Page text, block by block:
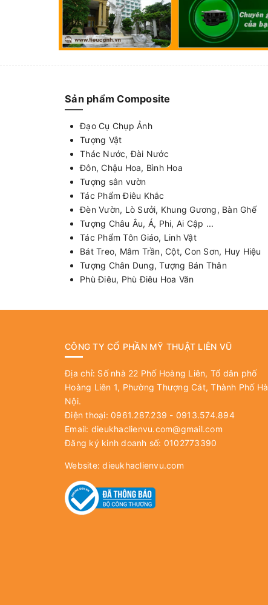
Sản phẩm Composite
Đạo Cụ Chụp Ảnh
Tượng Vật
Thác Nước, Đài Nước
Đôn, Chậu Hoa, Bình Hoa
Tượng sân vườn
Tác Phẩm Điêu Khắc
Đèn Vườn, Lò Sưởi, Khung Gương, Bàn Ghế
Tượng Châu Âu, Á, Phi, Ai Cập ...
Tác Phẩm Tôn Giáo, Linh Vật
Bát Treo, Mâm Trần, Cột, Con Sơn, Huy Hiệu
Tượng Chân Dung, Tượng Bán Thân
Phù Điêu, Phù Điêu Hoa Văn
CÔNG TY CỔ PHẦN MỸ THUẬT LIÊN VŨ
Địa chỉ: Số nhà 22 Phố Hoàng Liên, Tổ dân phố
Hoàng Liên 1, Phường Thượng Cát, Thành Phố Hà
Nội.
Điện thoại: 0961.287.239 - 0913.574.894
Email: dieukhaclienvu.com@gmail.com
Đăng ký kinh doanh số: 0102773390
Website:dieukhaclienvu.com